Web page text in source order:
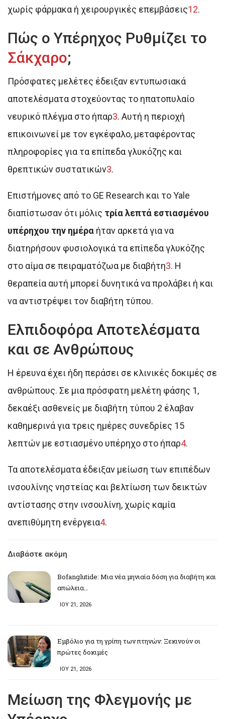
χωρίς φάρμακα ή χειρουργικές επεμβάσεις12.
Πώς ο Υπέρηχος Ρυθμίζει το
Σάκχαρο;
Πρόσφατες μελέτες έδειξαν εντυπωσιακά
αποτελέσματα στοχεύοντας το ηπατοπυλαίο
νευρικό πλέγμα στο ήπαρ3. Αυτή η περιοχή
επικοινωνεί με τον εγκέφαλο, μεταφέροντας
πληροφορίες για τα επίπεδα γλυκόζης και
θρεπτικών συστατικών3.
Επιστήμονες από το GE Research και το Yale
διαπίστωσαν ότι μόλις τρία λεπτά εστιασμένου
υπέρηχου την ημέρα ήταν αρκετά για να
διατηρήσουν φυσιολογικά τα επίπεδα γλυκόζης
στο αίμα σε πειραματόζωα με διαβήτη3. Η
θεραπεία αυτή μπορεί δυνητικά να προλάβει ή και
να αντιστρέψει τον διαβήτη τύπου.
Ελπιδοφόρα Αποτελέσματα
και σε Ανθρώπους
Η έρευνα έχει ήδη περάσει σε κλινικές δοκιμές σε
ανθρώπους. Σε μια πρόσφατη μελέτη φάσης 1,
δεκαέξι ασθενείς με διαβήτη τύπου 2 έλαβαν
καθημερινά για τρεις ημέρες συνεδρίες 15
λεπτών με εστιασμένο υπέρηχο στο ήπαρ4.
Τα αποτελέσματα έδειξαν μείωση των επιπέδων
ινσουλίνης νηστείας και βελτίωση των δεικτών
αντίστασης στην ινσουλίνη, χωρίς καμία
ανεπιθύμητη ενέργεια4.
Διαβάστε ακόμη
Bofanglutide: Μια νέα μηνιαία δόση για διαβήτη και
απώλεια…
ΙΟΥ 21, 2026
Εμβόλιο για τη γρίπη των πτηνών: Ξεκινούν οι
πρώτες δοκιμές
ΙΟΥ 21, 2026
Μείωση της Φλεγμονής με